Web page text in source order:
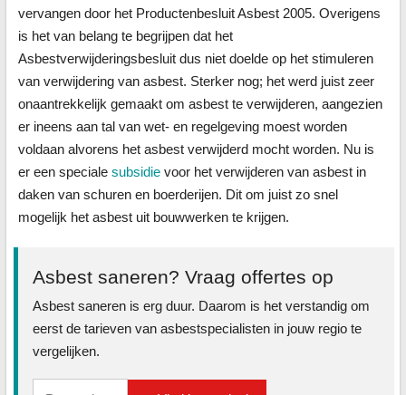
vervangen door het Productenbesluit Asbest 2005. Overigens
is het van belang te begrijpen dat het
Asbestverwijderingsbesluit dus niet doelde op het stimuleren
van verwijdering van asbest. Sterker nog; het werd juist zeer
onaantrekkelijk gemaakt om asbest te verwijderen, aangezien
er ineens aan tal van wet- en regelgeving moest worden
voldaan alvorens het asbest verwijderd mocht worden. Nu is
er een speciale subsidievoor het verwijderen van asbest in
daken van schuren en boerderijen. Dit om juist zo snel
mogelijk het asbest uit bouwwerken te krijgen.
Asbest saneren? Vraag offertes op
Asbest saneren is erg duur. Daarom is het verstandig om
eerst de tarieven van asbestspecialisten in jouw regio te
vergelijken.